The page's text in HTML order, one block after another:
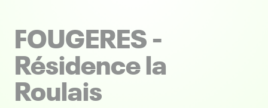
FOUGERES -
Résidence la
Roulais